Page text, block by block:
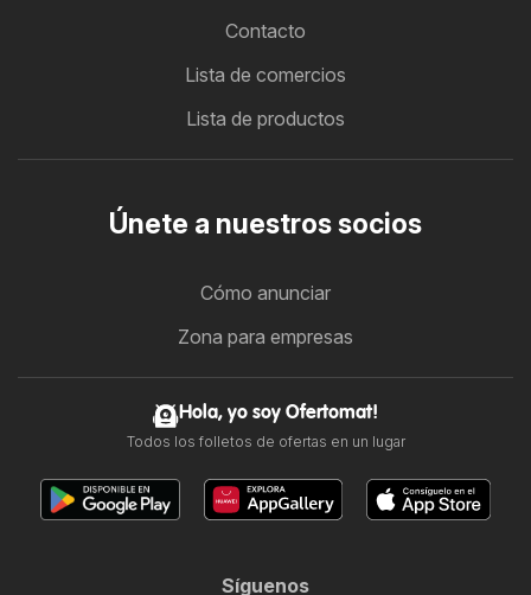
Contacto
Lista de comercios
Lista de productos
Únete a nuestros socios
Cómo anunciar
Zona para empresas
Hola, yo soy Ofertomat!
Todos los folletos de ofertas en un lugar
Síguenos